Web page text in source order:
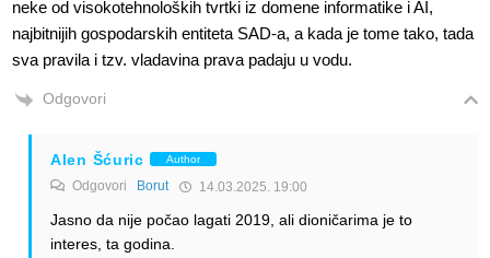
neke od visokotehnoloških tvrtki iz domene informatike i AI,
najbitnijih gospodarskih entiteta SAD-a, a kada je tome tako, tada
sva pravila i tzv. vladavina prava padaju u vodu.
Odgovori
Alen Šćuric Author
Odgovori Borut 14.03.2025. 19:00
Jasno da nije počao lagati 2019, ali dioničarima je to
interes, ta godina.